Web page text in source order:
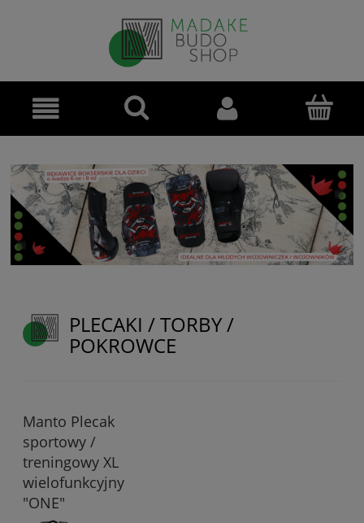
PLECAKI / TORBY /
POKROWCE
Manto Plecak
sportowy /
treningowy XL
wielofunkcyjny
"ONE"